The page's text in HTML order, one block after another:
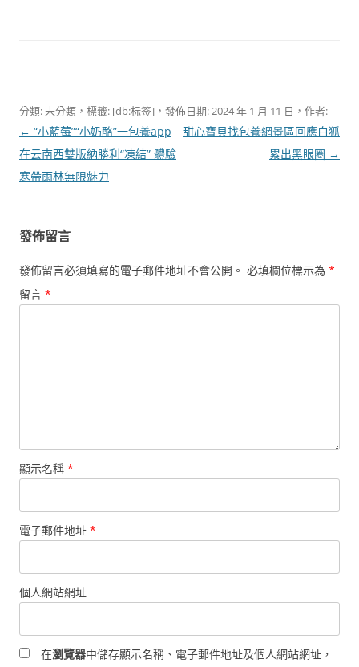
分類: 未分類，標籤: [db:标签] ，發佈日期:2024 年 1 月 11 日 ，作者:
文
章
導
← “小藍莓”“小奶酪”一包養app
在云南西雙版納勝利“凍結” 體驗
寒帶雨林無限魅力
甜心寶貝找包養網景區回應白狐
累出黑眼圈 →
發佈留言
發佈留言必須填寫的電子郵件地址不會公開。 必填欄位標示為 *
留言 *
顯示名稱 *
電子郵件地址 *
個人網站網址
在瀏覽器中儲存顯示名稱、電子郵件地址及個人網站網址，